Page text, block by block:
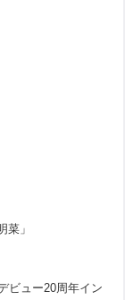
菜」
ビュー20周年イン